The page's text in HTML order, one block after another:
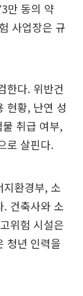
만 동의 약
사업장은 규
한다. 위반건
현황, 난연 성
취급 여부,
로 살핀다.
지환경부, 소
. 건축사와 소
위험 시설은
청년 인력을